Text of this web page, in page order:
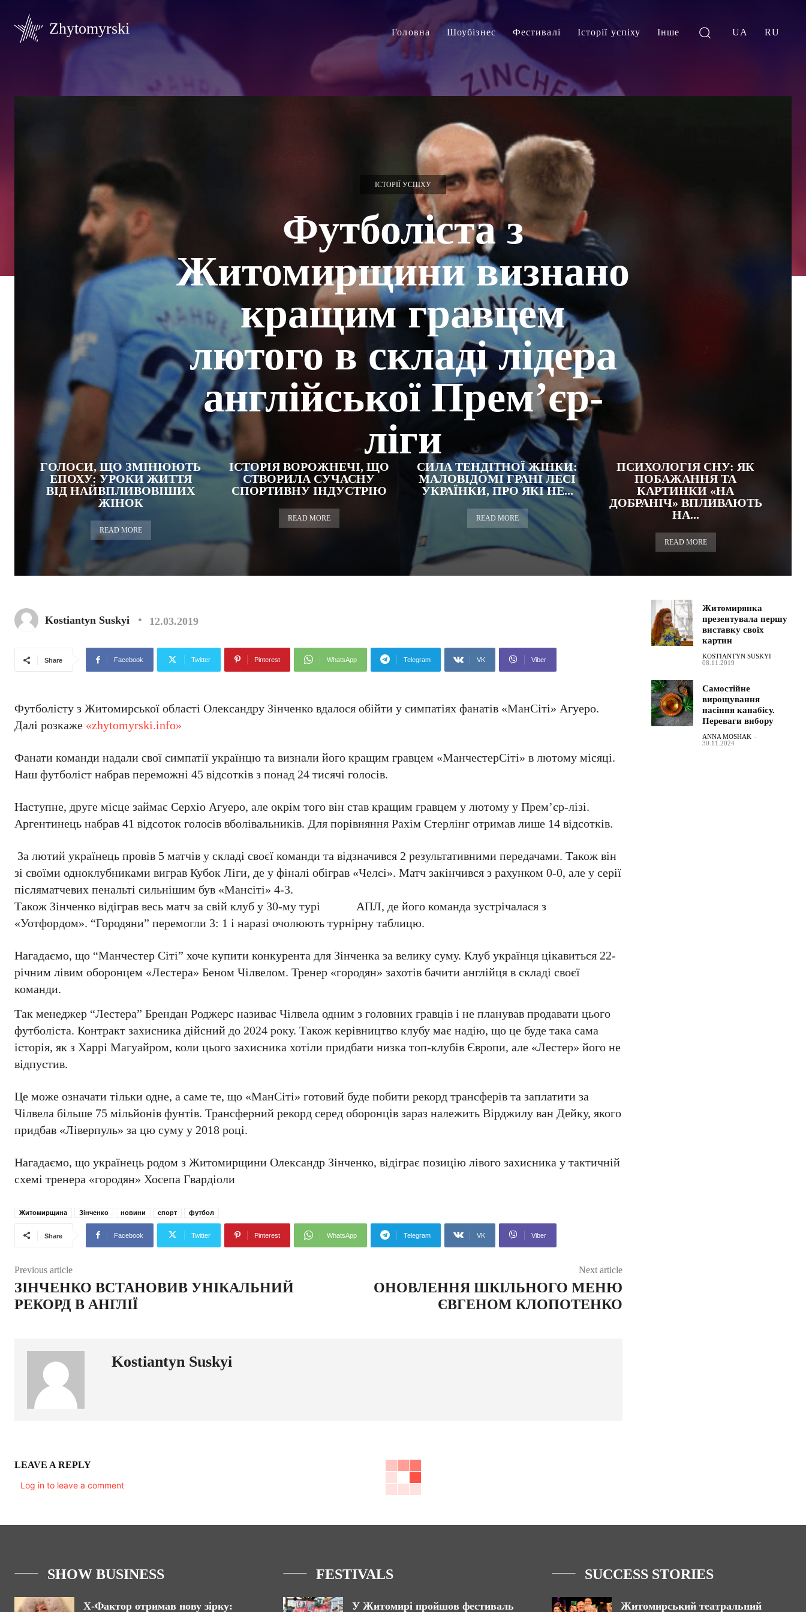
Zhytomyrski Головна Шоубізнес Фестивалі Історії успіху Інше UA RU
ІСТОРІЇ УСПІХУ
Футболіста з
Житомирщини визнано
кращим гравцем
лютого в складі лідера
англійської Прем’єр-
ліги
ГОЛОСИ, ЩО ЗМІНЮЮТЬ
ЕПОХУ: УРОКИ ЖИТТЯ
ВІД НАЙВПЛИВОВІШИХ
ЖІНОК
READ MORE
ІСТОРІЯ ВОРОЖНЕЧІ, ЩО
СТВОРИЛА СУЧАСНУ
СПОРТИВНУ ІНДУСТРІЮ
READ MORE
СИЛА ТЕНДІТНОЇ ЖІНКИ:
МАЛОВІДОМІ ГРАНІ ЛЕСІ
УКРАЇНКИ, ПРО ЯКІ НЕ...
READ MORE
ПСИХОЛОГІЯ СНУ: ЯК
ПОБАЖАННЯ ТА
КАРТИНКИ «НА
ДОБРАНІЧ» ВПЛИВАЮТЬ
НА...
READ MORE
Kostiantyn Suskyi 12.03.2019
Share Facebook Twitter Pinterest WhatsApp Telegram VK Viber
Футболісту з Житомирської області Олександру Зінченко вдалося обійти у симпатіях фанатів «МанСіті» Агуеро.
Далі розкаже «zhytomyrski.info»
Фанати команди надали свої симпатії українцю та визнали його кращим гравцем «МанчестерСіті» в лютому місяці.
Наш футболіст набрав переможні 45 відсотків з понад 24 тисячі голосів.
Наступне, друге місце займає Серхіо Агуеро, але окрім того він став кращим гравцем у лютому у Прем’єр-лізі.
Аргентинець набрав 41 відсоток голосів вболівальників. Для порівняння Рахім Стерлінг отримав лише 14 відсотків.
За лютий українець провів 5 матчів у складі своєї команди та відзначився 2 результативними передачами. Також він
зі своїми одноклубниками виграв Кубок Ліги, де у фіналі обіграв «Челсі». Матч закінчився з рахунком 0-0, але у серії
післяматчевих пенальті сильнішим був «Мансіті» 4-3.
Також Зінченко відіграв весь матч за свій клуб у 30-му турі АПЛ, де його команда зустрічалася з
«Уотфордом». “Городяни” перемогли 3: 1 і наразі очолюють турнірну таблицю.
Нагадаємо, що “Манчестер Сіті” хоче купити конкурента для Зінченка за велику суму. Клуб українця цікавиться 22-
річним лівим оборонцем «Лестера» Беном Чілвелом. Тренер «городян» захотів бачити англійця в складі своєї
команди.
Так менеджер “Лестера” Брендан Роджерс називає Чілвела одним з головних гравців і не планував продавати цього
футболіста. Контракт захисника дійсний до 2024 року. Також керівництво клубу має надію, що це буде така сама
історія, як з Харрі Магуайром, коли цього захисника хотіли придбати низка топ-клубів Європи, але «Лестер» його не
відпустив.
Це може означати тільки одне, а саме те, що «МанСіті» готовий буде побити рекорд трансферів та заплатити за
Чілвела більше 75 мільйонів фунтів. Трансферний рекорд серед оборонців зараз належить Вірджилу ван Дейку, якого
придбав «Ліверпуль» за цю суму у 2018 році.
Нагадаємо, що українець родом з Житомирщини Олександр Зінченко, відіграє позицію лівого захисника у тактичній
схемі тренера «городян» Хосепа Гвардіоли
Житомирщина Зінченко новини спорт футбол
Share Facebook Twitter Pinterest WhatsApp Telegram VK Viber
Previous article
ЗІНЧЕНКО ВСТАНОВИВ УНІКАЛЬНИЙ
РЕКОРД В АНГЛІЇ
Next article
ОНОВЛЕННЯ ШКІЛЬНОГО МЕНЮ
ЄВГЕНОМ КЛОПОТЕНКО
Kostiantyn Suskyi
LEAVE A REPLY
Log in to leave a comment
Житомирянка
презентувала першу
виставку своїх
картин
KOSTIANTYN SUSKYI -
08.11.2019
Самостійне
вирощування
насіння канабісу.
Переваги вибору
ANNA MOSHAK -
30.11.2024
SHOW BUSINESS
Х-Фактор отримав нову зірку:
FESTIVALS
У Житомирі пройшов фестиваль
SUCCESS STORIES
Житомирський театральний